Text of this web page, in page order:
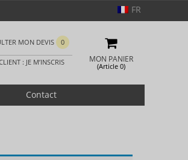
Contact
MON DEVIS 0
: JE M’INSCRIS MON PANIER
(Article 0)
FR